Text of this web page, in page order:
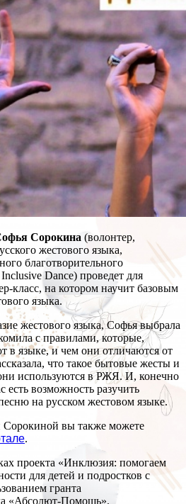
Сорокина (волонтер,
жестового языка,
благотворительного
Dance) проведет для
класс, на котором научит базовым
языка.
жестового языка, Софья выбрала
с правилами, которые,
в языке, и чем они отличаются от
что такое бытовые жесты и
используются в РЖЯ. И, конечно
есть возможность разучить
на русском жестовом языке.
Сорокиной вы также можете
.
проекта «Инклюзия: помогаем
для детей и подростков с
гранта
«Абсолют-Помощь».